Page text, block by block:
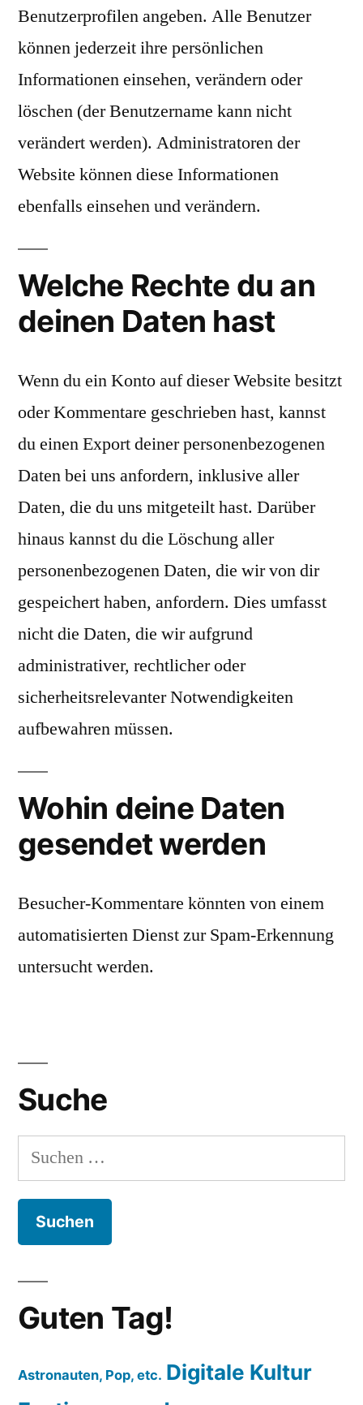
Benutzerprofilen angeben. Alle Benutzer
können jederzeit ihre persönlichen
Informationen einsehen, verändern oder
löschen (der Benutzername kann nicht
verändert werden). Administratoren der
Website können diese Informationen
ebenfalls einsehen und verändern.
Welche Rechte du an
deinen Daten hast
Wenn du ein Konto auf dieser Website besitzt
oder Kommentare geschrieben hast, kannst
du einen Export deiner personenbezogenen
Daten bei uns anfordern, inklusive aller
Daten, die du uns mitgeteilt hast. Darüber
hinaus kannst du die Löschung aller
personenbezogenen Daten, die wir von dir
gespeichert haben, anfordern. Dies umfasst
nicht die Daten, die wir aufgrund
administrativer, rechtlicher oder
sicherheitsrelevanter Notwendigkeiten
aufbewahren müssen.
Wohin deine Daten
gesendet werden
Besucher-Kommentare könnten von einem
automatisierten Dienst zur Spam-Erkennung
untersucht werden.
Suche
Suchen
nach:
Guten Tag!
Astronauten, Pop, etc. Digitale Kultur